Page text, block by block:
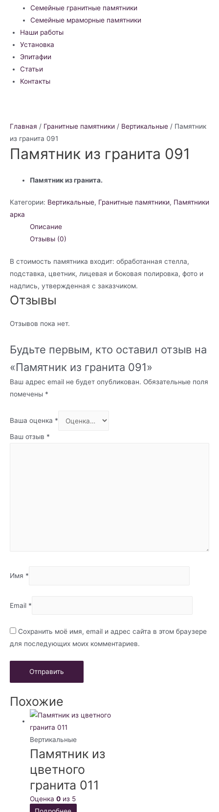
Семейные гранитные памятники
Семейные мраморные памятники
Наши работы
Установка
Эпитафии
Статьи
Контакты
Главная / Гранитные памятники / Вертикальные / Памятник
из гранита 091
Памятник из гранита 091
Памятник из гранита.
Категории: Вертикальные, Гранитные памятники, Памятники
арка
Описание
Отзывы (0)
В стоимость памятника входит: обработанная стелла,
подставка, цветник, лицевая и боковая полировка, фото и
надпись, утвержденная с заказчиком.
Отзывы
Отзывов пока нет.
Будьте первым, кто оставил отзыв на
«Памятник из гранита 091»
Ваш адрес email не будет опубликован. Обязательные поля
помечены *
Ваша оценка *
Ваш отзыв *
Имя *
Email *
Сохранить моё имя, email и адрес сайта в этом браузере
для последующих моих комментариев.
Похожие
Вертикальные
Памятник из
цветного
гранита 011
Оценка0 из 5